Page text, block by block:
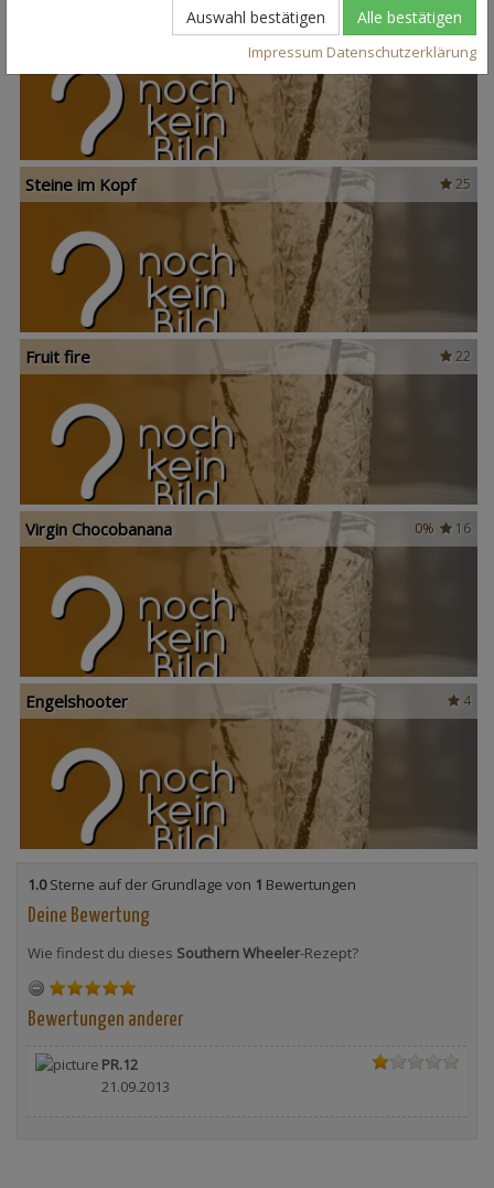
37
Scandinavian Sunshine
25
Steine im Kopf
22
Fruit fire
16
0%
Virgin Chocobanana
4
Engelshooter
1.0Sterne auf der Grundlage von 1 Bewertungen
Deine Bewertung
Wie findest du dieses Southern Wheeler-Rezept?
Bewertungen anderer
PR.12
21.09.2013
Auswahl bestätigen Alle bestätigen
Impressum Datenschutzerklärung